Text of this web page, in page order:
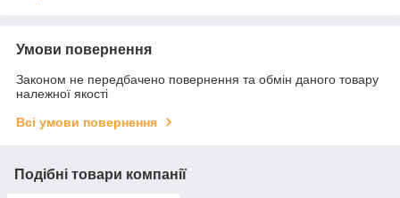
Умови повернення
Законом не передбачено повернення та обмін даного товару
належної якості
Всі умови повернення
Подібні товари компанії